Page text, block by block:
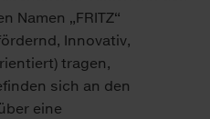
Namen „FRITZ“
Innovativ,
tragen,
sich an den
eine